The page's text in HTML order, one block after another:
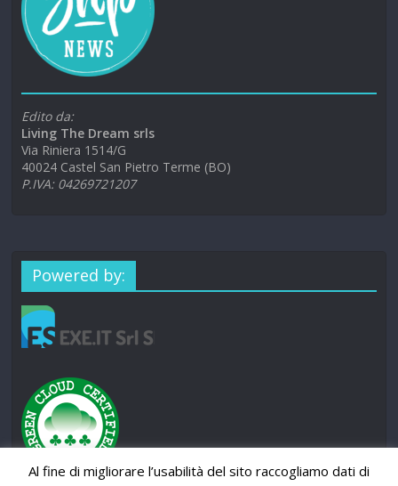
Edito da:
Living The Dream srls
Via Riniera 1514/G
40024 Castel San Pietro Terme (BO)
P.IVA: 04269721207
Powered by:
Al fine di migliorare l’usabilità del sito raccogliamo dati di